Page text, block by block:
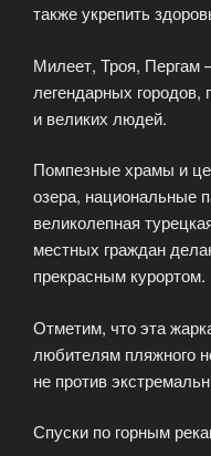
также укрепить
Милеет, Троя, Пергам
легендарных
и великих людей.
Помпезные храмы и
озера, национальные
великолепная
местных граждан
прекрасным курортом.
Отметим, что эта
любителям пляжного
не против
Спуски по горным